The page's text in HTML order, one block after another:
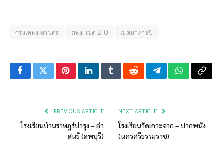
กรุงเทพมหานคร สพม.เขต 2 0 เขตบางกะปิ
FacebookTwitterPinterestLinkedInTumblrRedditTelegramWhatsApp
Copy
PREVIOUS ARTICLE
โรงเรียนบ้านราษฎร์บำรุง – ลำ
สนธิ (ลพบุรี)
NEXT ARTICLE
โรงเรียนวัดเกาะจาก – ปากพนัง
(นครศรีธรรมราช)